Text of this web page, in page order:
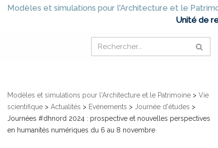
Modèles et simulations pour l'Architecture et le
Unité de
Modèles et simulations pour l'Architecture et le Patrimoine > Vie
scientifique > Actualités > Evénements > Journée d'études >
Journées #dhnord 2024 : prospective et nouvelles perspectives
en humanités numériques du 6 au 8 novembre